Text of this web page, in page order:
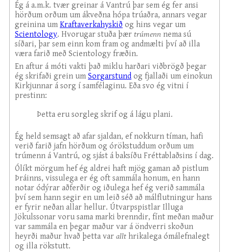
Ég á a.m.k. tvær greinar á Vantrú þar sem ég fer ansi
hörðum orðum um ákveðna hópa trúaðra, annars vegar
greinina um Kraftaverkahyskið og hins vegar um
Scientology. Hvorugar stuða þær trúmenn nema sú
síðari, þar sem einn kom fram og andmælti því að illa
væra farið með Scientology fræðin.
En aftur á móti vakti það miklu harðari viðbrögð þegar
ég skrifaði grein um Sorgarstund og fjallaði um einokun
Kirkjunnar á sorg í samfélaginu. Eða svo ég vitni í
prestinn:
Þetta eru sorgleg skrif og á lágu plani.
Ég held semsagt að afar sjaldan, ef nokkurn tíman, hafi
verið farið jafn hörðum og órökstuddum orðum um
trúmenn á Vantrú, og sjást á baksíðu Fréttablaðsins í dag.
Ólíkt mörgum hef ég aldrei haft mjög gaman að pistlum
Þráinns, vissulega er ég oft sammála honum, en hann
notar ódýrar aðferðir og iðulega hef ég verið sammála
því sem hann segir en um leið séð að málflutningur hans
er fyrir neðan allar hellur. Útvarpspistlar Illuga
Jökulssonar voru sama marki brenndir, fínt meðan maður
var sammála en þegar maður var á öndverri skoðun
heyrði maður hvað þetta var allt hrikalega ómálefnalegt
og illa rökstutt.